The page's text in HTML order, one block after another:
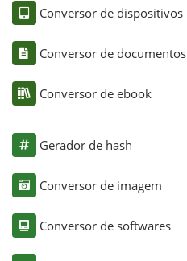
Conversor de dispositivos
Conversor de documentos
Conversor de ebook
Gerador de hash
Conversor de imagem
Conversor de softwares